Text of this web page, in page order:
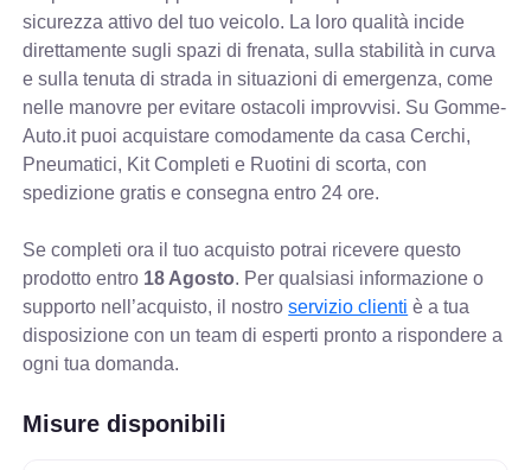
sicurezza attivo del tuo veicolo. La loro qualità incide
direttamente sugli spazi di frenata, sulla stabilità in curva
e sulla tenuta di strada in situazioni di emergenza, come
nelle manovre per evitare ostacoli improvvisi. Su Gomme-
Auto.it puoi acquistare comodamente da casa Cerchi,
Pneumatici, Kit Completi e Ruotini di scorta, con
spedizione gratis e consegna entro 24 ore.
Se completi ora il tuo acquisto potrai ricevere questo
prodotto entro 18 Agosto. Per qualsiasi informazione o
supporto nell’acquisto, il nostroservizio clienti è a tua
disposizione con un team di esperti pronto a rispondere a
ogni tua domanda.
Misure disponibili